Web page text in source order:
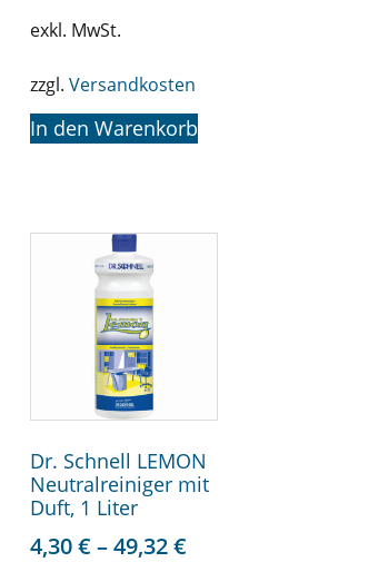
exkl. MwSt.
zzgl. Versandkosten
In den Warenkorb
Dr. Schnell LEMON
Neutralreiniger mit
Duft, 1 Liter
4,30€ –49,32€